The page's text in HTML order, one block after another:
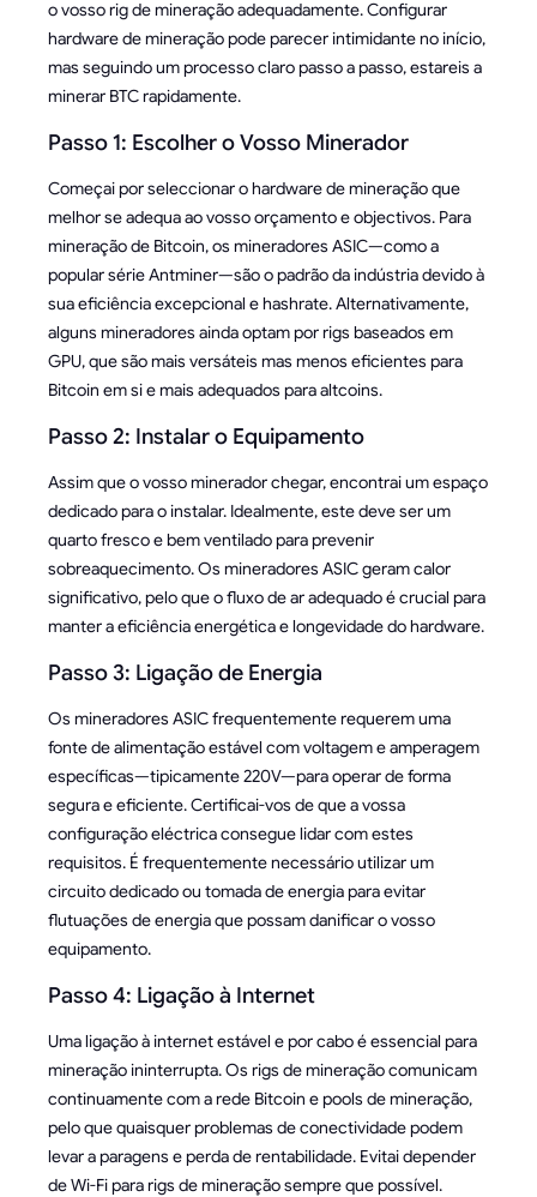
o vosso rig de mineração adequadamente. Configurar
hardware de mineração pode parecer intimidante no início,
mas seguindo um processo claro passo a passo, estareis a
minerar BTC rapidamente.
Passo 1: Escolher o Vosso Minerador
Começai por seleccionar o hardware de mineração que
melhor se adequa ao vosso orçamento e objectivos. Para
mineração de Bitcoin, os mineradores ASIC—como a
popular série Antminer—são o padrão da indústria devido à
sua eficiência excepcional e hashrate. Alternativamente,
alguns mineradores ainda optam por rigs baseados em
GPU, que são mais versáteis mas menos eficientes para
Bitcoin em si e mais adequados para altcoins.
Passo 2: Instalar o Equipamento
Assim que o vosso minerador chegar, encontrai um espaço
dedicado para o instalar. Idealmente, este deve ser um
quarto fresco e bem ventilado para prevenir
sobreaquecimento. Os mineradores ASIC geram calor
significativo, pelo que o fluxo de ar adequado é crucial para
manter a eficiência energética e longevidade do hardware.
Passo 3: Ligação de Energia
Os mineradores ASIC frequentemente requerem uma
fonte de alimentação estável com voltagem e amperagem
específicas—tipicamente 220V—para operar de forma
segura e eficiente. Certificai-vos de que a vossa
configuração eléctrica consegue lidar com estes
requisitos. É frequentemente necessário utilizar um
circuito dedicado ou tomada de energia para evitar
flutuações de energia que possam danificar o vosso
equipamento.
Passo 4: Ligação à Internet
Uma ligação à internet estável e por cabo é essencial para
mineração ininterrupta. Os rigs de mineração comunicam
continuamente com a rede Bitcoin e pools de mineração,
pelo que quaisquer problemas de conectividade podem
levar a paragens e perda de rentabilidade. Evitai depender
de Wi-Fi para rigs de mineração sempre que possível.